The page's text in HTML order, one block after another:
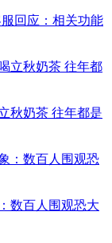
回应：相关功能
秋奶茶 往年都是
数百人围观恐大